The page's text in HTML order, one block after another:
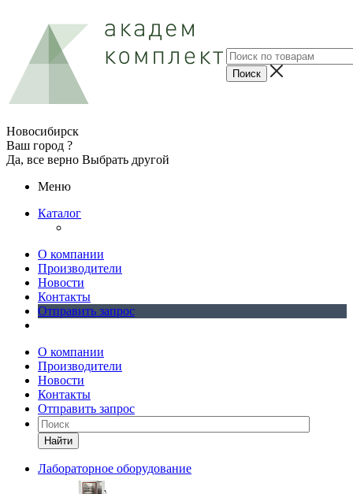
Новосибирск
Ваш город ?
Да, все верно Выбрать другой
Меню
Каталог
О компании
Производители
Новости
Контакты
Отправить запрос
О компании
Производители
Новости
Контакты
Отправить запрос
Найти
Лабораторное оборудование